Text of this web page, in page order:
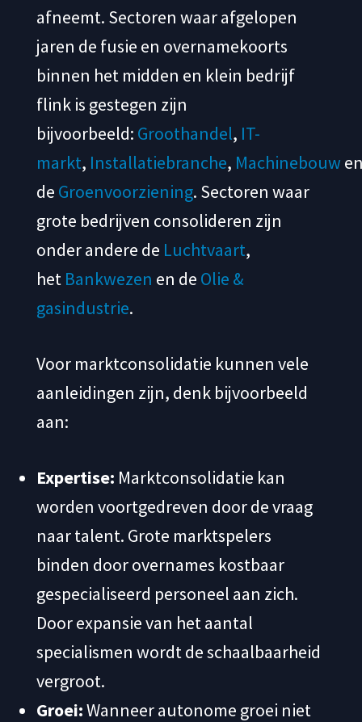
afneemt. Sectoren waar afgelopen
jaren de fusie en overnamekoorts
binnen het midden en klein bedrijf
flink is gestegen zijn
bijvoorbeeld: Groothandel, IT-
markt, Installatiebranche, Machinebouw
de Groenvoorziening. Sectoren waar
grote bedrijven consolideren zijn
onder andere de Luchtvaart,
het Bankwezen en de Olie &
gasindustrie.
Voor marktconsolidatie kunnen vele
aanleidingen zijn, denk bijvoorbeeld
aan:
Expertise: Marktconsolidatie kan
worden voortgedreven door de vraag
naar talent. Grote marktspelers
binden door overnames kostbaar
gespecialiseerd personeel aan zich.
Door expansie van het aantal
specialismen wordt de schaalbaarheid
vergroot.
Groei:Wanneer autonome groei niet